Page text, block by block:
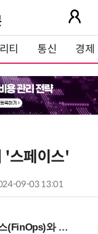
티 통신 경제
'스페이스'
09-03 13:01
넌스 (8/21 잠실역)